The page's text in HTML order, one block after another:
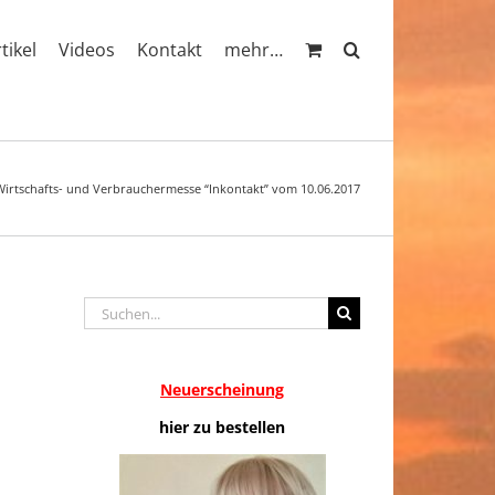
Videos Kontakt mehr…
und Verbrauchermesse “Inkontakt” vom 10.06.2017
Suche
nach:
Neuerscheinung
hier zu bestellen